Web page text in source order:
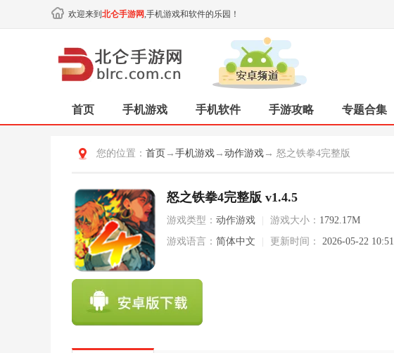
欢迎来到 北仑手游网,手机游戏和软件的乐园！
首页 手机游戏 手机软件 手游攻略 专题合集
您的位置： 首页 → 手机游戏 → 动作游戏 → 怒之铁拳4完整版
怒之铁拳4完整版 v1.4.5
游戏类型： 动作游戏 游戏大小： 1792.17M
游戏语言： 简体中文 更新时间： 2026-05-22 10:51